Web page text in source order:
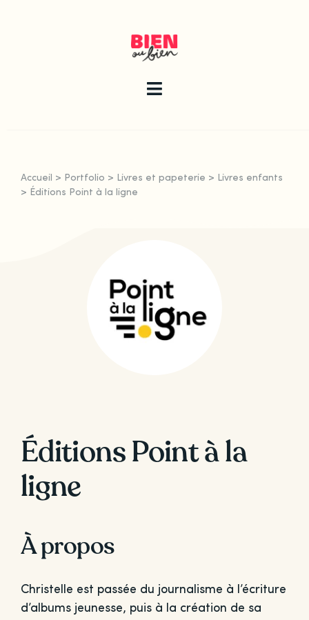
Toggle
Le guide
Qui sommes-nous ?
Accueil > Portfolio > Livres et papeterie > Livres enfants
> Éditions Point à la ligne
Éditions Point à la
ligne
À propos
Christelle est passée du journalisme à l’écriture
d’albums jeunesse, puis à la création de sa